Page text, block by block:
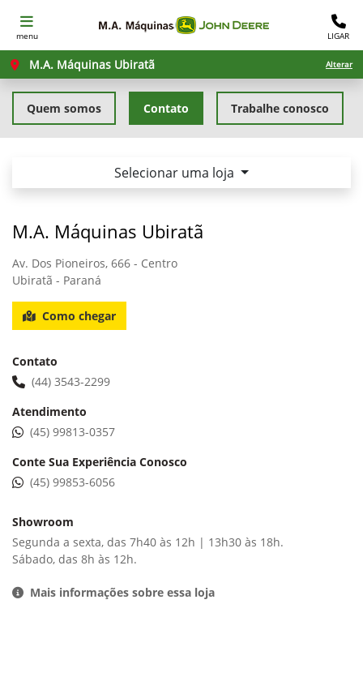
menu LIGAR
M.A. Máquinas Ubiratã Alterar
Quem somos Contato Trabalhe conosco
Selecionar uma loja
M.A. Máquinas Ubiratã
Av. Dos Pioneiros, 666 - Centro
Ubiratã - Paraná
Como chegar
Contato
(44) 3543-2299
Atendimento
(45) 99813-0357
Conte Sua Experiência Conosco
(45) 99853-6056
Showroom
Segunda a sexta, das 7h40 às 12h | 13h30 às 18h.
Sábado, das 8h às 12h.
Mais informações sobre essa loja